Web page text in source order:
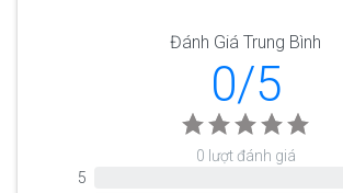
Đánh Giá Trung Bình
0/5
0 lượt đánh giá
5